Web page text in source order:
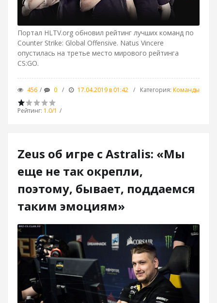
Портал HLTV.org обновил рейтинг лучших команд по
Counter Strike: Global Offensive. Natus Vincere
опустилась на третье место мирового рейтинга
CS:GO.
456 0 17.04.2019 в 01:42 Категория: Команды
Рейтинг: 1.0/1
Zeus об игре с Astralis: «Мы
еще не так окрепли,
поэтому, бывает, поддаемся
таким эмоциям»